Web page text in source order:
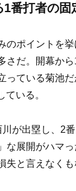
番打者の固
のポイントを
さだ。開幕か
っている菊池
ている。
が出塁し、2
な展開がハマ
失と言えなくも